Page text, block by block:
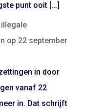
punt ooit […]
op 22 september
in door
vanaf 22
in. Dat schrijft